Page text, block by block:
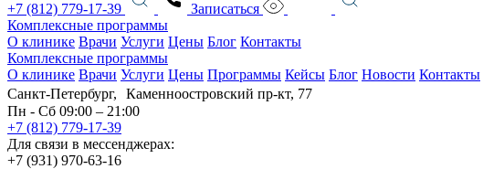
+7 (812) 779-17-39
Записаться
Комплексные программы
О клинике Врачи Услуги Цены Блог Контакты
Комплексные программы
О клинике Врачи Услуги Цены Программы Кейсы Блог Новости Контакты
Санкт-Петербург, Каменноостровский пр-кт, 77
Пн - Сб 09:00 – 21:00
+7 (812) 779-17-39
Для связи в мессенджерах:
+7 (931) 970-63-16